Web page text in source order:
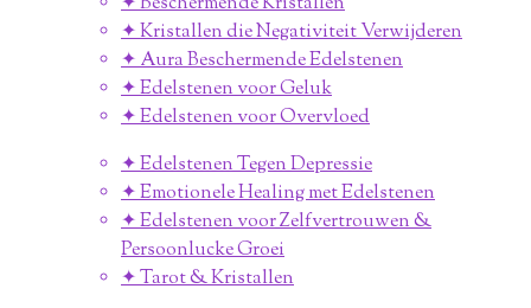
✦ Kristallen die Negativiteit Verwijderen
✦ Aura Beschermende Edelstenen
✦ Edelstenen voor Geluk
✦ Edelstenen voor Overvloed
✦ Edelstenen Tegen Depressie
✦ Emotionele Healing met Edelstenen
✦ Edelstenen voor Zelfvertrouwen &
Persoonlucke Groei
✦ Tarot & Kristallen